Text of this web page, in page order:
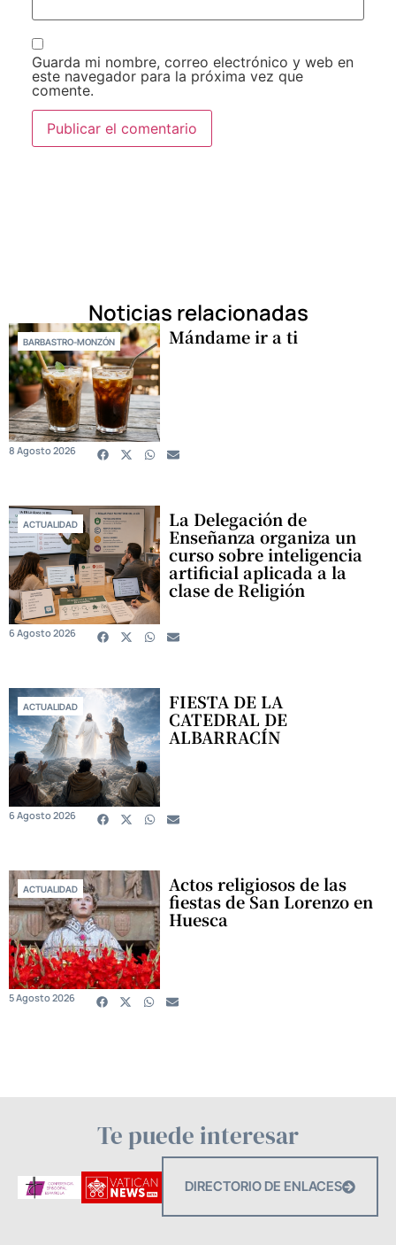
Guarda mi nombre, correo electrónico y web en
este navegador para la próxima vez que
comente.
Noticias relacionadas
BARBASTRO-MONZÓN Mándame ir a ti
8 Agosto 2026
ACTUALIDAD La Delegación de
Enseñanza organiza un
curso sobre inteligencia
artificial aplicada a la
clase de Religión
6 Agosto 2026
ACTUALIDAD FIESTA DE LA
CATEDRAL DE
ALBARRACÍN
6 Agosto 2026
ACTUALIDAD Actos religiosos de las
fiestas de San Lorenzo en
Huesca
5 Agosto 2026
Te puede interesar
DIRECTORIO DE ENLACES